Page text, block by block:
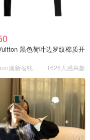
个球，网店也差不多
黑色荷叶边罗纹棉质开
1626人感兴趣